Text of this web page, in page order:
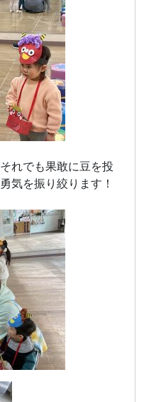
れでも果敢に豆を投
気を振り絞ります！